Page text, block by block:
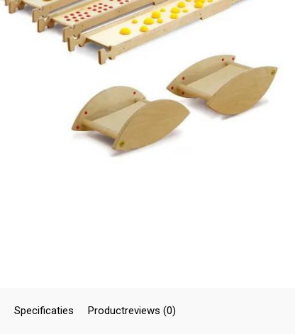
Specificaties Productreviews (0)